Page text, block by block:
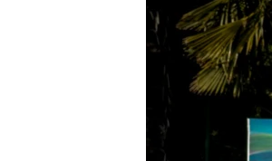
КРЫМ.НЕПОКОРЕННЫЙ
УКРАИНСКАЯ ПРОБЛЕМА КРЫМА